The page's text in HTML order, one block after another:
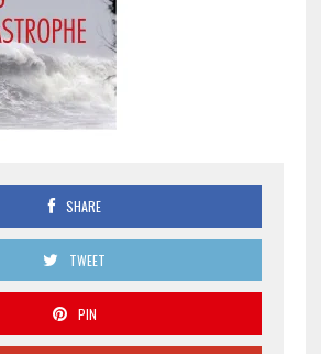
SHARE
TWEET
PIN